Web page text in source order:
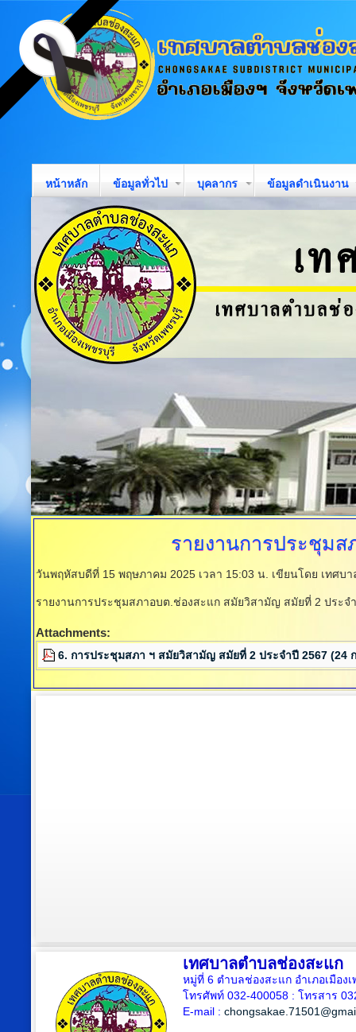
หน้าหลัก ข้อมูลทั่วไป บุคลากร ข้อมูลดำเนินงาน
รายงานการประชุมส
วันพฤหัสบดีที่ 15 พฤษภาคม 2025 เวลา 15:03 น. เขียนโดย เทศบ
รายงานการประชุมสภาอบต.ช่องสะแก สมัยวิสามัญ สมัยที่ 2 ประจ
Attachments:
6. การประชุมสภา ฯ สมัยวิสามัญ สมัยที่ 2 ประจำปี 2567 (24
เทศบาลตำบลช่องสะแก
หมู่ที่ 6 ตำบลช่องสะแก อำเภอเมือง
โทรศัพท์ 032-400058 : โทรสาร
E-mail :